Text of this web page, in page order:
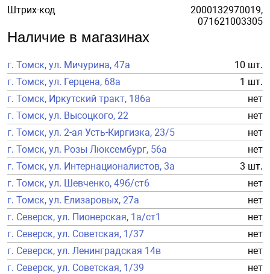
Штрих-код
2000132970019,
071621003305
Наличие в магазинах
г. Томск, ул. Мичурина, 47а
10 шт.
г. Томск, ул. Герцена, 68а
1 шт.
г. Томск, Иркутский тракт, 186а
нет
г. Томск, ул. Высоцкого, 22
нет
г. Томск, ул. 2-ая Усть-Киргизка, 23/5
нет
г. Томск, ул. Розы Люксембург, 56а
нет
г. Томск, ул. Интернационалистов, 3а
3 шт.
г. Томск, ул. Шевченко, 49б/ст6
нет
г. Томск, ул. Елизаровых, 27а
нет
г. Северск, ул. Пионерская, 1а/ст1
нет
г. Северск, ул. Советская, 1/37
нет
г. Северск, ул. Ленинградская 14в
нет
г. Северск, ул. Советская, 1/39
нет